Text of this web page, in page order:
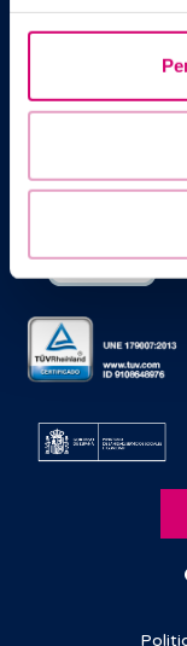
+34 934 176 916
|
Barcelona IVF est un
Médicalement